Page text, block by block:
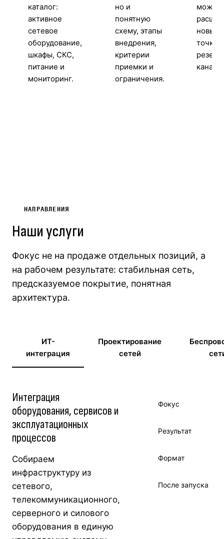
каталог:
активное
сетевое
оборудование,
шкафы, СКС,
питание и
мониторинг.
но и
понятную
схему, этапы
внедрения,
критерии
приемки и
ограничения.
можно
новые
точки
НАПРАВЛЕНИЯ
Наши услуги
Фокус не на продаже отдельных позиций, а
на рабочем результате: стабильная сеть,
предсказуемое покрытие, понятная
архитектура.
ИТ-
интеграция
Проектирование
сетей
Интеграция
оборудования, сервисов и
эксплуатационных
процессов
Собираем
инфраструктуру из
сетевого,
телекоммуникационного,
серверного и силового
оборудования в единую
Фокус
Результат
Формат
После запуска